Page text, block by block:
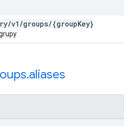
/v1 /groups/{groupKey}
.aliases